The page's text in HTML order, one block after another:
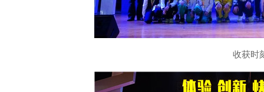
收获时